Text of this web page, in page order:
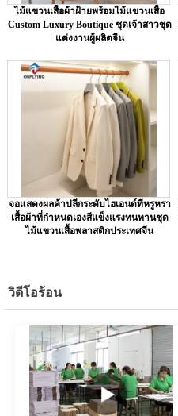
ไม้แขวนเสื้อผ้าฝ้ายพร้อมไม้แขวนเสื้อ
Custom Luxury Boutique ชุดเจ้าสาวชุด
แต่งงานผู้ผลิตจีน
จอแสดงผลค้าปลีกระดับไฮเอนด์ที่หรูหรา
เสื้อผ้าที่กำหนดเองสีแข็งแรงทนทานชุด
ไม้แขวนเสื้อพลาสติกประเทศจีน
วิดีโอร้อน